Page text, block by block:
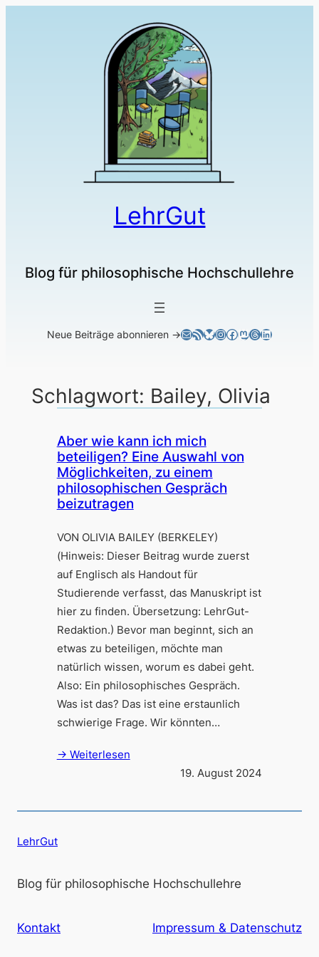
LehrGut
Blog für philosophische Hochschullehre
Neue Beiträge abonnieren →E-MailRSS-FeedBluesky
Instagram
Facebook
Mastodon
Threads
LinkedIn
Schlagwort: Bailey, Olivia
Aber wie kann ich mich
beteiligen? Eine Auswahl von
Möglichkeiten, zu einem
philosophischen Gespräch
beizutragen
VON OLIVIA BAILEY (BERKELEY)
(Hinweis: Dieser Beitrag wurde zuerst
auf Englisch als Handout für
Studierende verfasst, das Manuskript ist
hier zu finden. Übersetzung: LehrGut-
Redaktion.) Bevor man beginnt, sich an
etwas zu beteiligen, möchte man
natürlich wissen, worum es dabei geht.
Also: Ein philosophisches Gespräch.
Was ist das? Das ist eine erstaunlich
schwierige Frage. Wir könnten…
→ Weiterlesen
19. August 2024
LehrGut
Blog für philosophische Hochschullehre
Kontakt Impressum & Datenschutz